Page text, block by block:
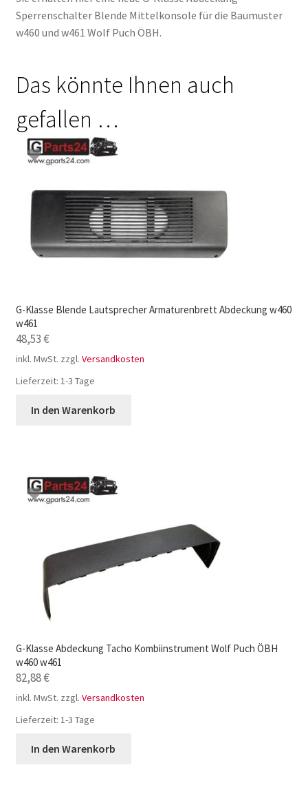
Sperrenschalter Blende Mittelkonsole für die Baumuster
w460 und w461 Wolf Puch ÖBH.
Das könnte Ihnen auch
gefallen …
G-Klasse Blende Lautsprecher Armaturenbrett Abdeckung w460
w461
48,53€
inkl. MwSt. zzgl. Versandkosten
Lieferzeit: 1-3 Tage
In den Warenkorb
G-Klasse Abdeckung Tacho Kombiinstrument Wolf Puch ÖBH
w460 w461
82,88€
inkl. MwSt. zzgl. Versandkosten
Lieferzeit: 1-3 Tage
In den Warenkorb